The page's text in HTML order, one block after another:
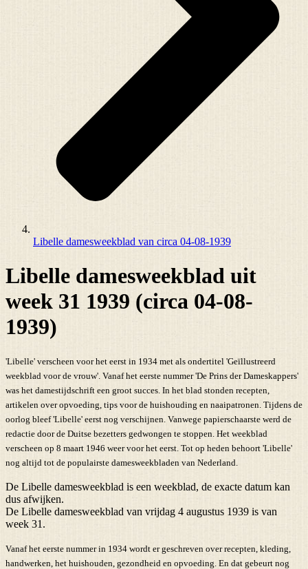
Libelle damesweekblad van circa 04-08-1939
Libelle damesweekblad uit
week 31 1939 (circa 04-08-
1939)
'Libelle' verscheen voor het eerst in 1934 met als ondertitel 'Geïllustreerd
weekblad voor de vrouw'. Vanaf het eerste nummer 'De Prins der Dameskappers'
was het damestijdschrift een groot succes. In het blad stonden recepten,
artikelen over opvoeding, tips voor de huishouding en naaipatronen. Tijdens de
oorlog bleef 'Libelle' eerst nog verschijnen. Vanwege papierschaarste werd de
redactie door de Duitse bezetters gedwongen te stoppen. Het weekblad
verscheen op 8 maart 1946 weer voor het eerst. Tot op heden behoort 'Libelle'
nog altijd tot de populairste damesweekbladen van Nederland.
De Libelle damesweekblad is een weekblad, de exacte datum kan
dus afwijken.
De Libelle damesweekblad van vrijdag 4 augustus 1939 is van
week 31.
Vanaf het eerste nummer in 1934 wordt er geschreven over recepten, kleding,
handwerken, het huishouden, gezondheid en opvoeding. En dat gebeurt nog